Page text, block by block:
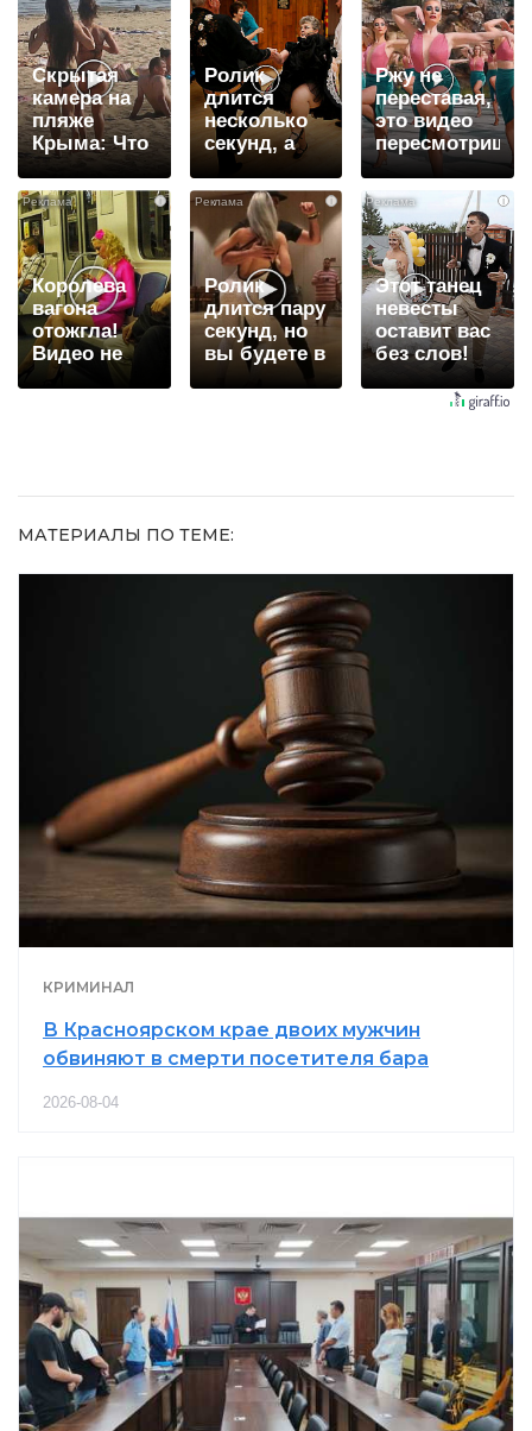
Скрытая
камера на
пляже
Крыма: Что
люди
вытворяют,
когда их не
видят...
Ролик
длится
несколько
секунд, а
смеяться
вы будете
долго
Ржу не
переставая,
это видео
пересмотришь
не раз
i
Королева
вагона
отожгла!
Видео не
оставит
i
Ролик
длится пару
секунд, но
вы будете в
шоке от
i
Этот танец
невесты
оставит вас
без слов!
Пересмотрела
МАТЕРИАЛЫ ПО ТЕМЕ:
КРИМИНАЛ
В Красноярском крае двоих мужчин
обвиняют в смерти посетителя бара
2026-08-04